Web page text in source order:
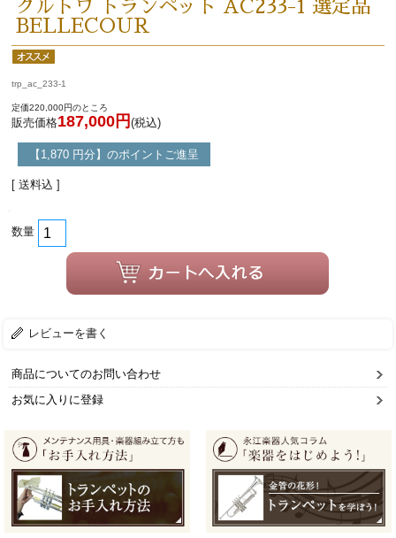
クルトワ トランペット AC233-1 選定品
BELLECOUR
trp_ac_233-1
定価220,000円のところ
販売価格187,000円 (税込)
【1,870 円分】のポイントご進呈
[ 送料込 ]
数量
レビューを書く
商品についてのお問い合わせ
お気に入りに登録